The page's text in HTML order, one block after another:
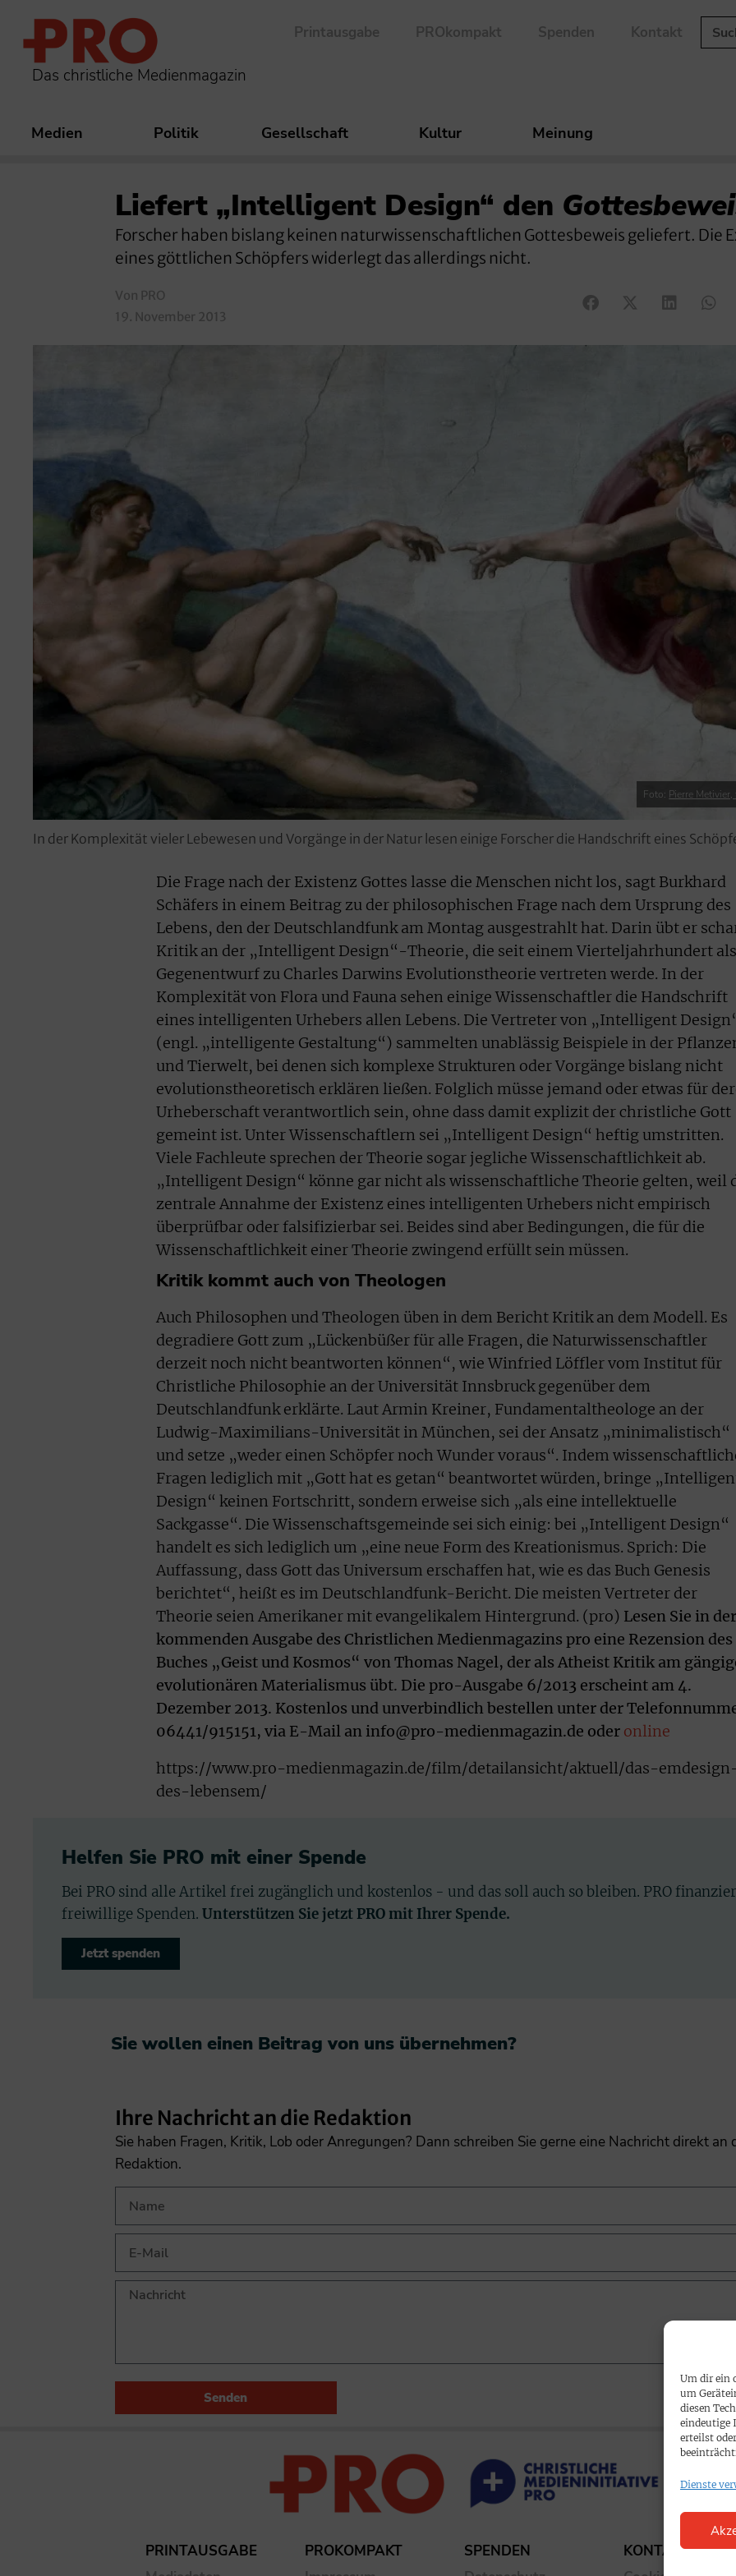
Um dir ein
um
diesen
eindeutige
erteilst
Dienste
Das christliche Medienmagazin
Printausgabe PROkompakt Spenden Kontakt
Medien Politik Gesellschaft Kultur Meinung
Liefert „Intelligent Design“ den
Forscher haben bislang keinen naturwissenschaftlichen Gottesbeweis geliefert. Die
eines göttlichen Schöpfers widerlegt das allerdings nicht.
Von PRO
19. November 2013
Foto: Pierre
In der Komplexität vieler Lebewesen und Vorgänge in der Natur lesen einige Forscher die Handschrift eines
Die Frage nach der Existenz Gottes lasse die Menschen nicht los, sagt Burkhard
Schäfers in einem Beitrag zu der philosophischen Frage nach dem Ursprung des
Lebens, den der Deutschlandfunk am Montag ausgestrahlt hat. Darin übt er
Kritik an der „Intelligent Design“-Theorie, die seit einem Vierteljahrhundert als
Gegenentwurf zu Charles Darwins Evolutionstheorie vertreten werde. In der
Komplexität von Flora und Fauna sehen einige Wissenschaftler die Handschrift
eines intelligenten Urhebers allen Lebens. Die Vertreter von „Intelligent
(engl. „intelligente Gestaltung“) sammelten unablässig Beispiele in der
und Tierwelt, bei denen sich komplexe Strukturen oder Vorgänge bislang nicht
evolutionstheoretisch erklären ließen. Folglich müsse jemand oder etwas für
Urheberschaft verantwortlich sein, ohne dass damit explizit der christliche Gott
gemeint ist. Unter Wissenschaftlern sei „Intelligent Design“ heftig umstritten.
Viele Fachleute sprechen der Theorie sogar jegliche Wissenschaftlichkeit ab.
„Intelligent Design“ könne gar nicht als wissenschaftliche Theorie gelten, weil
zentrale Annahme der Existenz eines intelligenten Urhebers nicht empirisch
überprüfbar oder falsifizierbar sei. Beides sind aber Bedingungen, die für die
Wissenschaftlichkeit einer Theorie zwingend erfüllt sein müssen.
Kritik kommt auch von Theologen
Auch Philosophen und Theologen üben in dem Bericht Kritik an dem Modell. Es
degradiere Gott zum „Lückenbüßer für alle Fragen, die Naturwissenschaftler
derzeit noch nicht beantworten können“, wie Winfried Löffler vom Institut für
Christliche Philosophie an der Universität Innsbruck gegenüber dem
Deutschlandfunk erklärte. Laut Armin Kreiner, Fundamentaltheologe an der
Ludwig-Maximilians-Universität in München, sei der Ansatz „minimalistisch“
und setze „weder einen Schöpfer noch Wunder voraus“. Indem
Fragen lediglich mit „Gott hat es getan“ beantwortet würden, bringe
Design“ keinen Fortschritt, sondern erweise sich „als eine intellektuelle
Sackgasse“. Die Wissenschaftsgemeinde sei sich einig: bei „Intelligent Design“
handelt es sich lediglich um „eine neue Form des Kreationismus. Sprich: Die
Auffassung, dass Gott das Universum erschaffen hat, wie es das Buch Genesis
berichtet“, heißt es im Deutschlandfunk-Bericht. Die meisten Vertreter der
Theorie seien Amerikaner mit evangelikalem Hintergrund. (pro) Lesen Sie in der
kommenden Ausgabe des Christlichen Medienmagazins pro eine Rezension des
Buches „Geist und Kosmos“ von Thomas Nagel, der als Atheist Kritik am
evolutionären Materialismus übt. Die pro-Ausgabe 6/2013 erscheint am 4.
Dezember 2013. Kostenlos und unverbindlich bestellen unter der
06441/915151, via E-Mail an info@pro-medienmagazin.de oder online
https://www.pro-medienmagazin.de/film/detailansicht/aktuell/das-
des-lebensem/
Helfen Sie PRO mit einer Spende
Bei PRO sind alle Artikel frei zugänglich und kostenlos - und das soll auch so bleiben. PRO
freiwillige Spenden. Unterstützen Sie jetzt PRO mit Ihrer Spende.
Jetzt spenden
Sie wollen einen Beitrag von uns übernehmen?​
Ihre Nachricht an die Redaktion
Sie haben Fragen, Kritik, Lob oder Anregungen? Dann schreiben Sie gerne eine Nachricht direkt an
Redaktion.
Senden
PRINTAUSGABE
PROKOMPAKT
SPENDEN
KONTAKT